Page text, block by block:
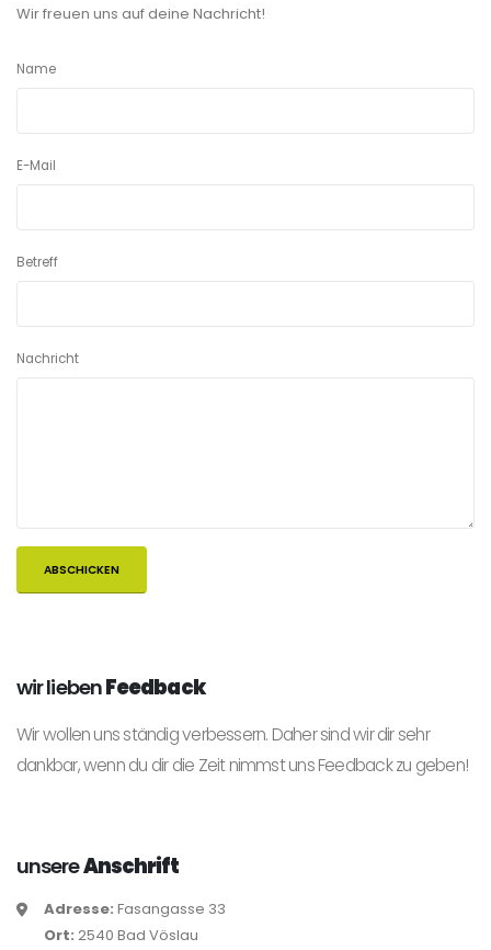
Wir freuen uns auf deine Nachricht!
Name
E-Mail
Betreff
Nachricht
wir liebenFeedback
Wir wollen uns ständig verbessern. Daher sind wir dir sehr
dankbar, wenn du dir die Zeit nimmst uns Feedback zu geben!
unsereAnschrift
Adresse: Fasangasse 33
Ort: 2540 Bad Vöslau